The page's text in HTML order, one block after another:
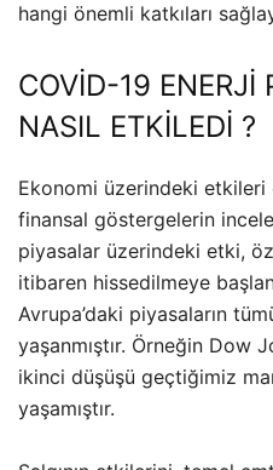
hangi önemli katkıları
COVİD-19 ENERJİ
NASIL ETKİLEDİ ?
Ekonomi üzerindeki etkileri
finansal göstergelerin
piyasalar üzerindeki etki,
itibaren hissedilmeye
Avrupa’daki piyasaların
yaşanmıştır. Örneğin Dow
ikinci düşüşü geçtiğimiz
yaşamıştır.